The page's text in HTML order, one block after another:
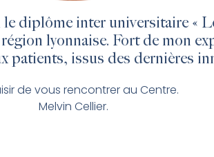
diplôme inter universitaire «
lyonnaise. Fort de mon
patients, issus des dernières
de vous rencontrer au Centre.
Melvin Cellier.